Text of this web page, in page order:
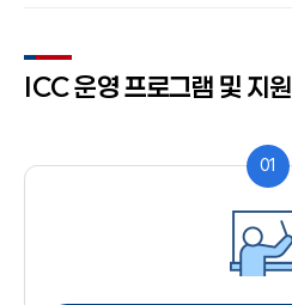
ICC 운영 프로그램 및 지원
01